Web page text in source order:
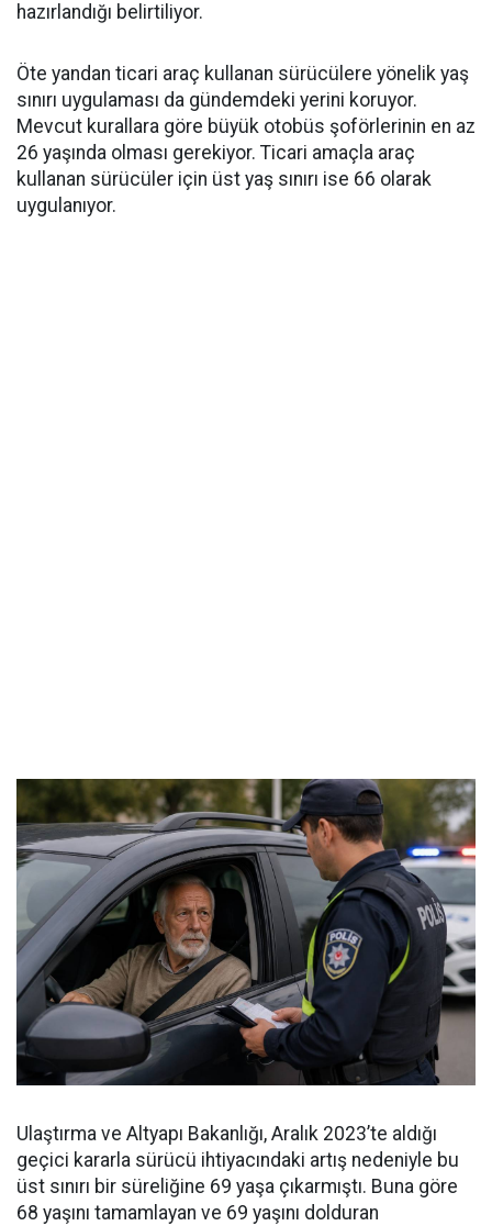
hazırlandığı belirtiliyor.
Öte yandan ticari araç kullanan sürücülere yönelik yaş
sınırı uygulaması da gündemdeki yerini koruyor.
Mevcut kurallara göre büyük otobüs şoförlerinin en az
26 yaşında olması gerekiyor. Ticari amaçla araç
kullanan sürücüler için üst yaş sınırı ise 66 olarak
uygulanıyor.
Ulaştırma ve Altyapı Bakanlığı, Aralık 2023’te aldığı
geçici kararla sürücü ihtiyacındaki artış nedeniyle bu
üst sınırı bir süreliğine 69 yaşa çıkarmıştı. Buna göre
68 yaşını tamamlayan ve 69 yaşını dolduran